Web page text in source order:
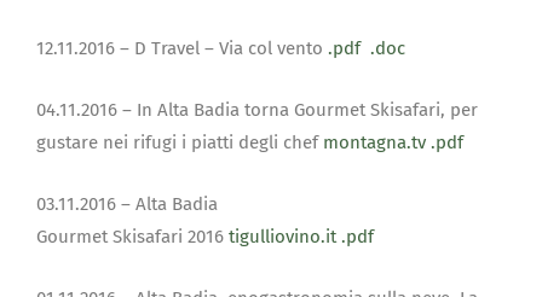
12.11.2016 – D Travel – Via col vento .pdf .doc
04.11.2016 – In Alta Badia torna Gourmet Skisafari, per
gustare nei rifugi i piatti degli chef montagna.tv .pdf
03.11.2016 – Alta Badia
Gourmet Skisafari 2016 tigulliovino.it .pdf